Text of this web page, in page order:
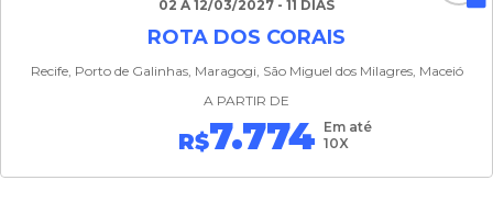
02 A 12/03/2027 - 11 DIAS
ROTA DOS CORAIS
Recife, Porto de Galinhas, Maragogi, São Miguel dos Milagres, Maceió
A PARTIR DE
R$7.774 Em até
10X